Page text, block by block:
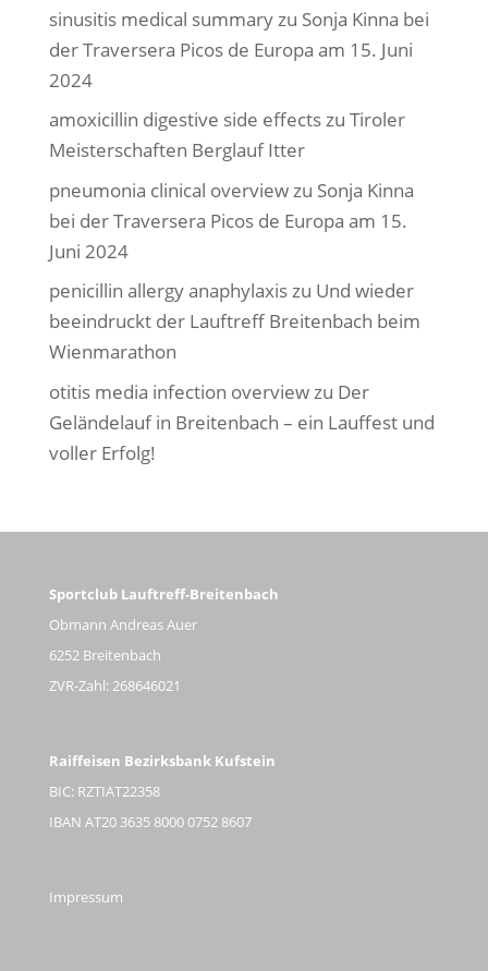
sinusitis medical summaryzu Sonja Kinna bei
der Traversera Picos de Europa am 15. Juni
2024
amoxicillin digestive side effectszu Tiroler
Meisterschaften Berglauf Itter
pneumonia clinical overviewzu Sonja Kinna
bei der Traversera Picos de Europa am 15.
Juni 2024
penicillin allergy anaphylaxiszu Und wieder
beeindruckt der Lauftreff Breitenbach beim
Wienmarathon
otitis media infection overviewzu Der
Geländelauf in Breitenbach – ein Lauffest und
voller Erfolg!
Sportclub Lauftreff-Breitenbach
Obmann Andreas Auer
6252 Breitenbach
ZVR-Zahl: 268646021
Raiffeisen Bezirksbank Kufstein
BIC: RZTIAT22358
IBAN AT20 3635 8000 0752 8607
Impressum